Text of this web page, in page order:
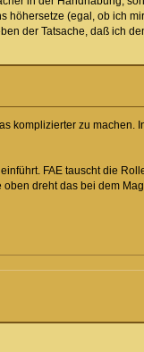
höhersetze (egal, ob ich
der Tatsache, daß ich
komplizierter zu
FAE tauscht die
dreht das bei dem